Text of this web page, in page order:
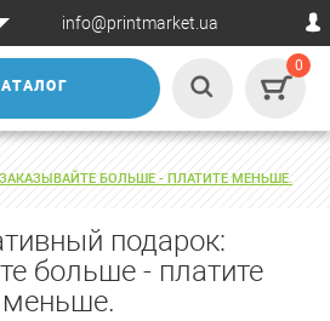
info@printmarket.ua
0
БОЛЬШЕ - ПЛАТИТЕ МЕНЬШЕ.
подарок:
больше - платите
меньше.